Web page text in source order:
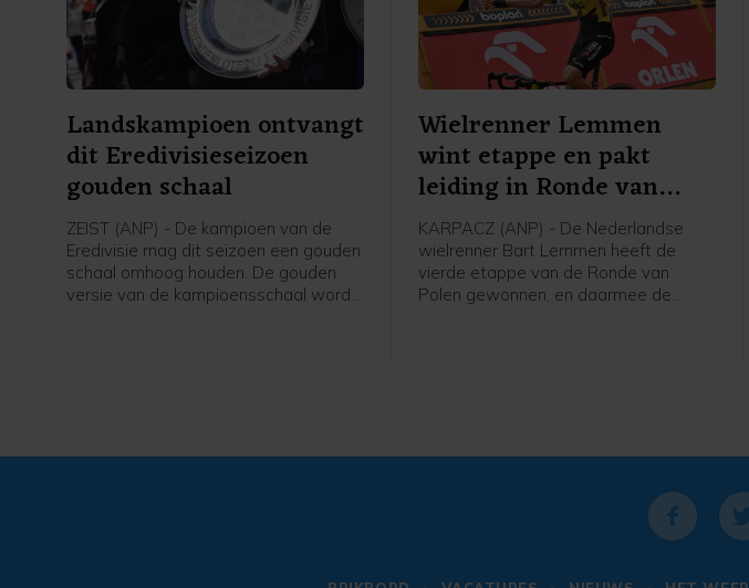
Landskampioen ontvangt
dit Eredivisieseizoen
gouden schaal
ZEIST (ANP) - De kampioen van de
Eredivisie mag dit seizoen een gouden
schaal omhoog houden. De gouden
versie van de kampioensschaal wordt
Wielrenner Lemmen
wint etappe en pakt
leiding in Ronde van
Polen
KARPACZ (ANP) - De Nederlandse
wielrenner Bart Lemmen heeft de
vierde etappe van de Ronde van
Polen gewonnen, en daarmee de